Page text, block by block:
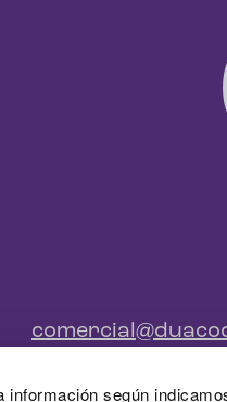
según